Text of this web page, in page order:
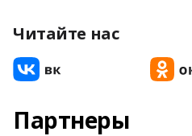
Читайте нас
Партнеры